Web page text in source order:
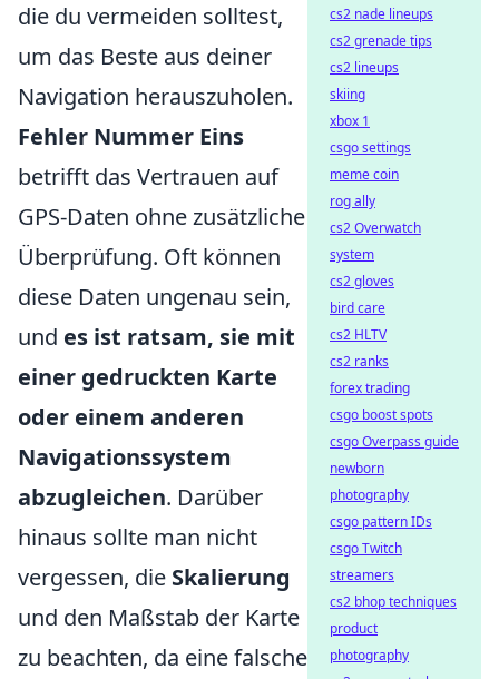
die du vermeiden solltest,
um das Beste aus deiner
Navigation herauszuholen.
Fehler Nummer Eins
betrifft das Vertrauen auf
GPS-Daten ohne zusätzliche
Überprüfung. Oft können
diese Daten ungenau sein,
und es ist ratsam, sie mit
einer gedruckten Karte
oder einem anderen
Navigationssystem
abzugleichen. Darüber
hinaus sollte man nicht
vergessen, die Skalierung
und den Maßstab der Karte
zu beachten, da eine falsche
cs2 nade lineups
cs2 grenade tips
cs2 lineups
skiing
xbox 1
csgo settings
meme coin
rog ally
cs2 Overwatch
system
cs2 gloves
bird care
cs2 HLTV
cs2 ranks
forex trading
csgo boost spots
csgo Overpass guide
newborn
photography
csgo pattern IDs
csgo Twitch
streamers
cs2 bhop techniques
product
photography